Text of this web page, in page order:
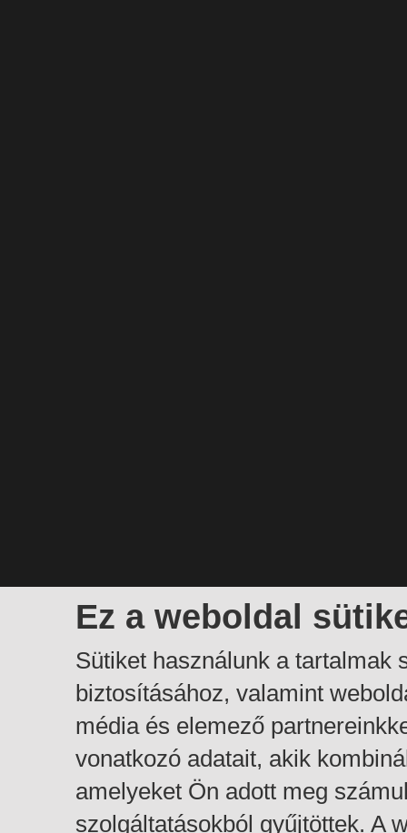
Ez a weboldal
Sütiket használunk a tartalmak
biztosításához, valamint
média és elemező
vonatkozó adatait, akik
amelyeket Ön adott meg
szolgáltatásokból gyűjtöttek. A